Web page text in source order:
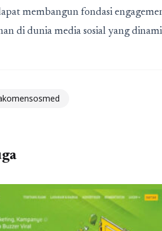
membangun fondasi
di dunia media sosial yang